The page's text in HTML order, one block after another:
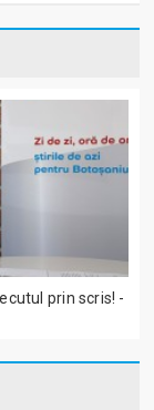
prin scris! -